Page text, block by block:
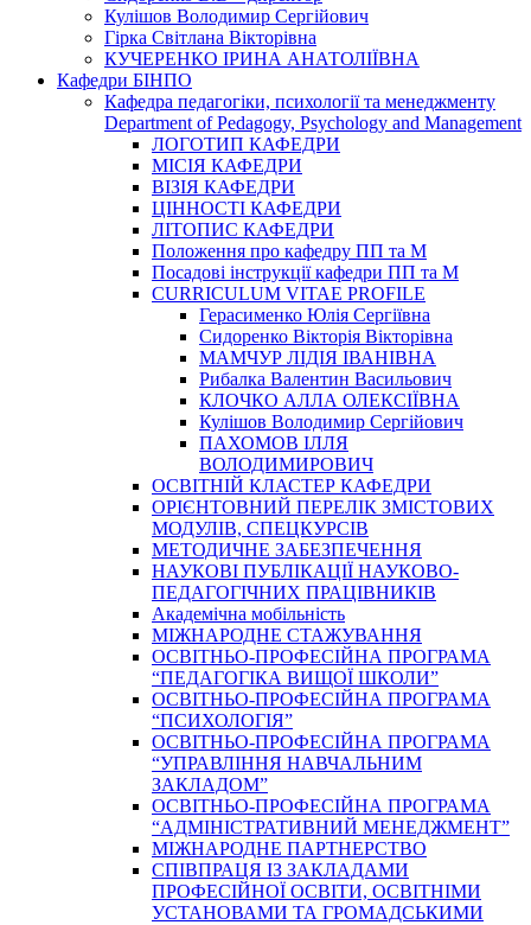
Кулішов Володимир Сергійович
Гірка Світлана Вікторівна
КУЧЕРЕНКО ІРИНА АНАТОЛІЇВНА
Кафедри БІНПО
Кафедра педагогіки, психології та менеджменту
Department of Pedagogy, Psychology and Management
ЛОГОТИП КАФЕДРИ
МІСІЯ КАФЕДРИ
ВІЗІЯ КАФЕДРИ
ЦІННОСТІ КАФЕДРИ
ЛІТОПИС КАФЕДРИ
Положення про кафедру ПП та М
Посадові інструкції кафедри ПП та М
CURRICULUM VITAE PROFILE
Герасименко Юлія Сергіївна
Сидоренко Вікторія Вікторівна
МАМЧУР ЛІДІЯ ІВАНІВНА
Рибалка Валентин Васильович
КЛОЧКО АЛЛА ОЛЕКСІЇВНА
Кулішов Володимир Сергійович
ПАХОМОВ ІЛЛЯ
ВОЛОДИМИРОВИЧ
ОСВІТНІЙ КЛАСТЕР КАФЕДРИ
ОРІЄНТОВНИЙ ПЕРЕЛІК ЗМІСТОВИХ
МОДУЛІВ, СПЕЦКУРСІВ
МЕТОДИЧНЕ ЗАБЕЗПЕЧЕННЯ
НАУКОВІ ПУБЛІКАЦІЇ НАУКОВО-
ПЕДАГОГІЧНИХ ПРАЦІВНИКІВ
Академічна мобільність
МІЖНАРОДНЕ СТАЖУВАННЯ
ОСВІТНЬО-ПРОФЕСІЙНА ПРОГРАМА
“ПЕДАГОГІКА ВИЩОЇ ШКОЛИ”
ОСВІТНЬО-ПРОФЕСІЙНА ПРОГРАМА
“ПСИХОЛОГІЯ”
ОСВІТНЬО-ПРОФЕСІЙНА ПРОГРАМА
“УПРАВЛІННЯ НАВЧАЛЬНИМ
ЗАКЛАДОМ”
ОСВІТНЬО-ПРОФЕСІЙНА ПРОГРАМА
“АДМІНІСТРАТИВНИЙ МЕНЕДЖМЕНТ”
МІЖНАРОДНЕ ПАРТНЕРСТВО
СПІВПРАЦЯ ІЗ ЗАКЛАДАМИ
ПРОФЕСІЙНОЇ ОСВІТИ, ОСВІТНІМИ
УСТАНОВАМИ ТА ГРОМАДСЬКИМИ